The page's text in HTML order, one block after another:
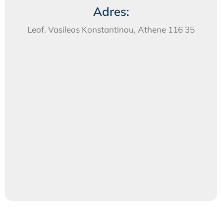
Adres:
Leof. Vasileos Konstantinou, Athene 116 35